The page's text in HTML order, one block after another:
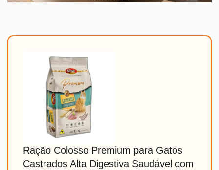
Ração Colosso Premium para Gatos
Castrados Alta Digestiva Saudável com